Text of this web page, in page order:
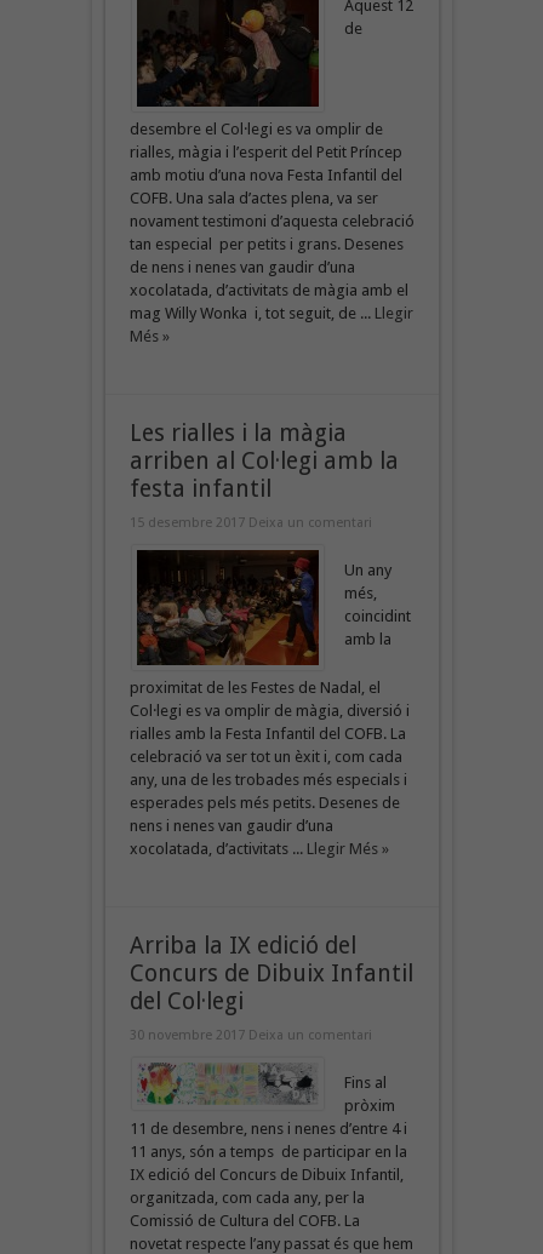
Aquest 12
de
desembre el Col·legi es va omplir de
rialles, màgia i l’esperit del Petit Príncep
amb motiu d’una nova Festa Infantil del
COFB. Una sala d’actes plena, va ser
novament testimoni d’aquesta celebració
tan especial per petits i grans. Desenes
de nens i nenes van gaudir d’una
xocolatada, d’activitats de màgia amb el
mag Willy Wonka i, tot seguit, de ... Llegir
Més »
Les rialles i la màgia
arriben al Col·legi amb la
festa infantil
15 desembre 2017 Deixa un comentari
Un any
més,
coincidint
amb la
proximitat de les Festes de Nadal, el
Col·legi es va omplir de màgia, diversió i
rialles amb la Festa Infantil del COFB. La
celebració va ser tot un èxit i, com cada
any, una de les trobades més especials i
esperades pels més petits. Desenes de
nens i nenes van gaudir d’una
xocolatada, d’activitats ... Llegir Més »
Arriba la IX edició del
Concurs de Dibuix Infantil
del Col·legi
30 novembre 2017 Deixa un comentari
Fins al
pròxim
11 de desembre, nens i nenes d’entre 4 i
11 anys, són a temps de participar en la
IX edició del Concurs de Dibuix Infantil,
organitzada, com cada any, per la
Comissió de Cultura del COFB. La
novetat respecte l’any passat és que hem